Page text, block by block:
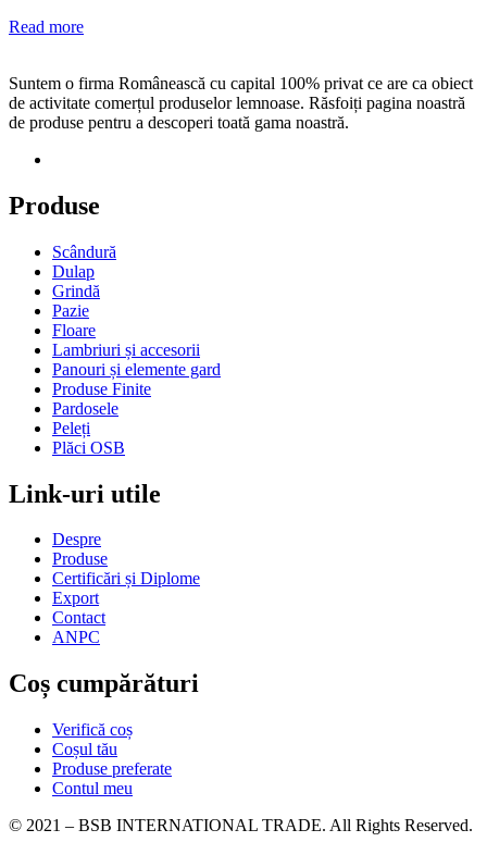
Read more
Suntem o firma Românească cu capital 100% privat ce are ca obiect
de activitate comerțul produselor lemnoase. Răsfoiți pagina noastră
de produse pentru a descoperi toată gama noastră.
Produse
Scândură
Dulap
Grindă
Pazie
Floare
Lambriuri și accesorii
Panouri și elemente gard
Produse Finite
Pardosele
Peleți
Plăci OSB
Link-uri utile
Despre
Produse
Certificări și Diplome
Export
Contact
ANPC
Coș cumpărături
Verifică coș
Coșul tău
Produse preferate
Contul meu
© 2021 – BSB INTERNATIONAL TRADE. All Rights Reserved.